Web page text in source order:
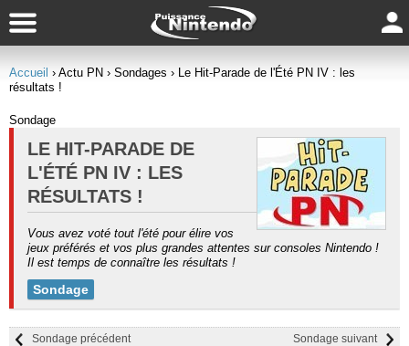
Accueil › Actu PN › Sondages › Le Hit-Parade de l'Été PN IV : les
résultats !
Sondage
LE HIT-PARADE DE
L'ÉTÉ PN IV : LES
RÉSULTATS !
Vous avez voté tout l'été pour élire vos
jeux préférés et vos plus grandes attentes sur consoles Nintendo !
Il est temps de connaître les résultats !
Sondage
Sondage suivant
Sondage précédent